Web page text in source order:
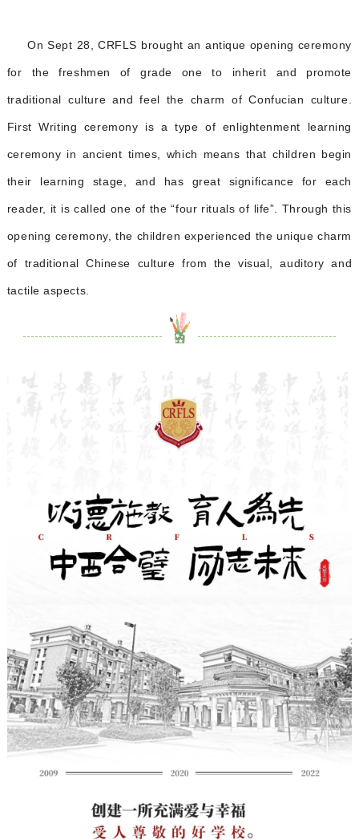
On Sept 28, CRFLS brought an antique opening ceremony
for the freshmen of grade one to inherit and promote
traditional culture and feel the charm of Confucian culture.
First Writing ceremony is a type of enlightenment learning
ceremony in ancient times, which means that children begin
their learning stage, and has great significance for each
reader, it is called one of the “four rituals of life”. Through this
opening ceremony, the children experienced the unique charm
of traditional Chinese culture from the visual, auditory and
tactile aspects.